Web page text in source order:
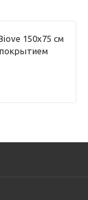
150x75 см